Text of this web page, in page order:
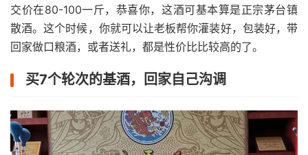
交价在80-100一斤，恭喜你，这酒可基本算是正宗茅台镇
散酒。这个时候，你就可以让老板帮你灌装好，包装好，带
回家做口粮酒，或者送礼，都是性价比比较高的了。
买7个轮次的基酒，回家自己沟调